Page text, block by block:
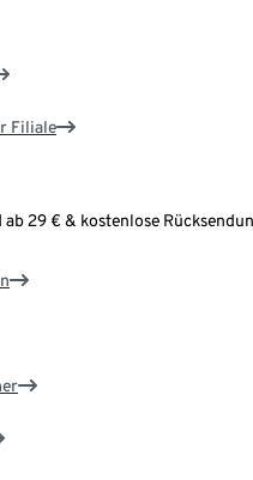
Filiale
29 € & kostenlose